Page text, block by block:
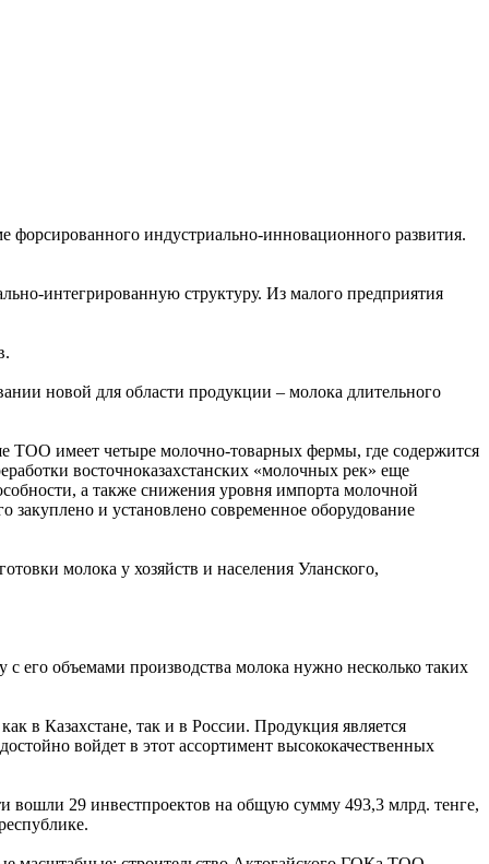
форсированного индустриально-инновационного развития.
интегрированную структуру. Из малого предприятия
новой для области продукции – молока длительного
ТОО имеет четыре молочно-товарных фермы, где содержится
восточноказахстанских «молочных рек» еще
а также снижения уровня импорта молочной
закуплено и установлено современное оборудование
молока у хозяйств и населения Уланского,
с его объемами производства молока нужно несколько таких
в Казахстане, так и в России. Продукция является
войдет в этот ассортимент высококачественных
29 инвестпроектов на общую сумму 493,3 млрд. тенге,